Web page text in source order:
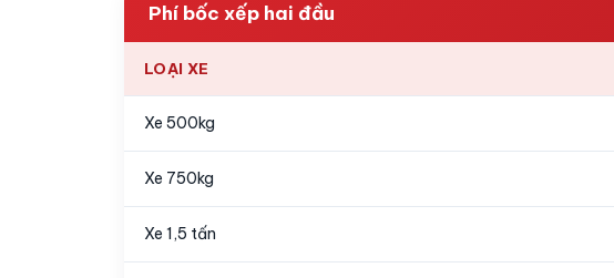
Phí bốc xếp hai đầu
LOẠI XE
Xe 500kg
Xe 750kg
Xe 1,5 tấn